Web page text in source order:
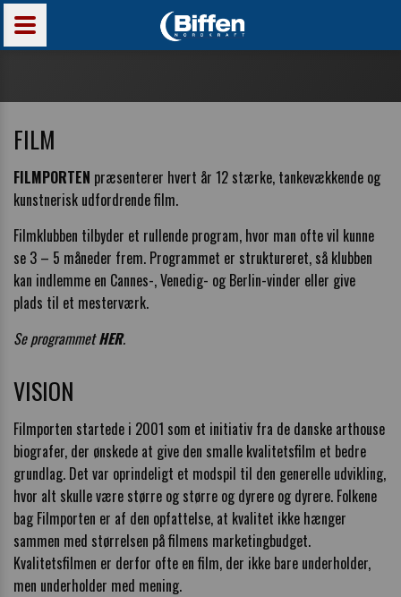
FILM
FILMPORTEN præsenterer hvert år 12 stærke, tankevækkende og
kunstnerisk udfordrende film.
Filmklubben tilbyder et rullende program, hvor man ofte vil kunne
se 3 – 5 måneder frem. Programmet er struktureret, så klubben
kan indlemme en Cannes-, Venedig- og Berlin-vinder eller give
plads til et mesterværk.
Se programmetHER.
VISION
Filmporten startede i 2001 som et initiativ fra de danske arthouse
biografer, der ønskede at give den smalle kvalitetsfilm et bedre
grundlag. Det var oprindeligt et modspil til den generelle udvikling,
hvor alt skulle være større og større og dyrere og dyrere. Folkene
bag Filmporten er af den opfattelse, at kvalitet ikke hænger
sammen med størrelsen på filmens marketingbudget.
Kvalitetsfilmen er derfor ofte en film, der ikke bare underholder,
men underholder med mening.